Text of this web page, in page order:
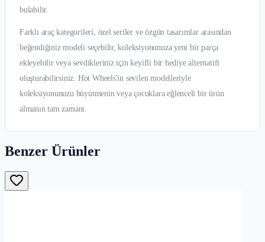
bulabilir.
Farklı araç kategorileri, özel seriler ve özgün tasarımlar arasından
beğendiğiniz modeli seçebilir, koleksiyonunuza yeni bir parça
ekleyebilir veya sevdikleriniz için keyifli bir hediye alternatifi
oluşturabilirsiniz. Hot Wheels'in sevilen modelleriyle
koleksiyonunuzu büyütmenin veya çocuklara eğlenceli bir ürün
almanın tam zamanı.
Benzer Ürünler